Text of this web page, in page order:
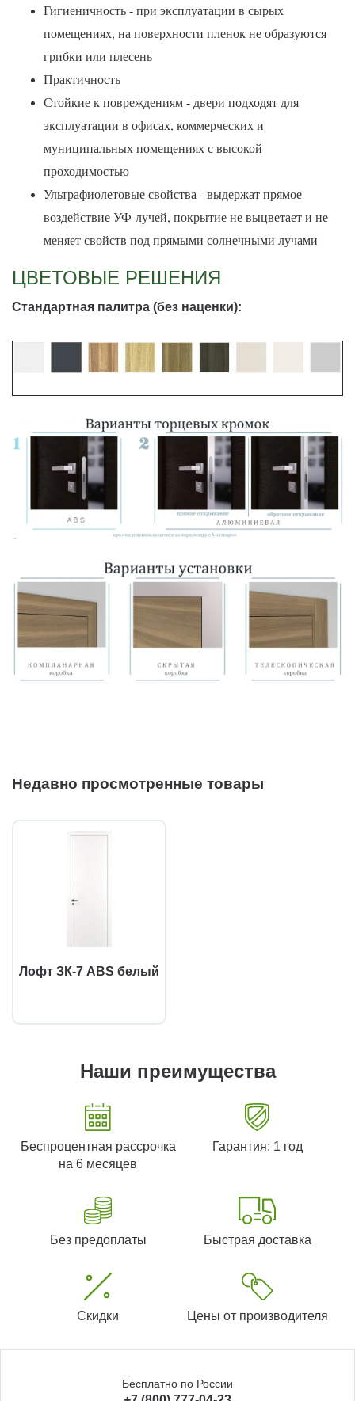
Гигиеничность - при эксплуатации в сырых
помещениях, на поверхности пленок не образуются
грибки или плесень
Практичность
Стойкие к повреждениям - двери подходят для
эксплуатации в офисах, коммерческих и
муниципальных помещениях с высокой
проходимостью
Ультрафиолетовые свойства - выдержат прямое
воздействие УФ-лучей, покрытие не выцветает и не
меняет свойств под прямыми солнечными лучами
ЦВЕТОВЫЕ РЕШЕНИЯ
Стандартная палитра (без наценки):
Недавно просмотренные товары
Лофт ЗК-7 ABS белый
Наши преимущества
Беспроцентная рассрочка
на 6 месяцев
Гарантия: 1 год
Без предоплаты Быстрая доставка
Скидки Цены от производителя
Бесплатно по России